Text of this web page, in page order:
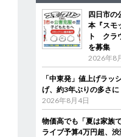
四日市の
本『スモ
ト クラ
を募集
2026年8
「中東発」値上げラ
げ、約3年ぶりの多さに
2026年8月4日
物価高でも「夏は家族
ライブ予算4万円超、